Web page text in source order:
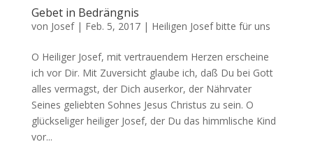
Gebet in Bedrängnis
von Josef| Feb. 5, 2017| Heiligen Josef bitte für uns
O Heiliger Josef, mit vertrauendem Herzen erscheine
ich vor Dir. Mit Zuversicht glaube ich, daß Du bei Gott
alles vermagst, der Dich auserkor, der Nährvater
Seines geliebten Sohnes Jesus Christus zu sein. O
glückseliger heiliger Josef, der Du das himmlische Kind
vor...